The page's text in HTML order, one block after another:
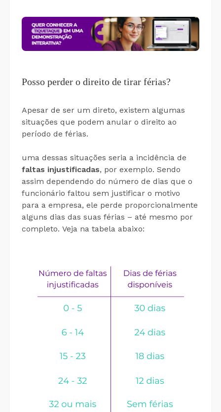
Posso perder o direito de tirar férias?
Apesar de ser um direto, existem algumas
situações que podem anular o direito ao
período de férias.
uma dessas situações seria a incidência de
faltas injustificadas, por exemplo. Sendo
assim dependendo do número de dias que o
funcionário faltou sem justificar o motivo
para a empresa, ele perde proporcionalmente
alguns dias das suas férias – até mesmo por
completo. Veja na tabela abaixo: